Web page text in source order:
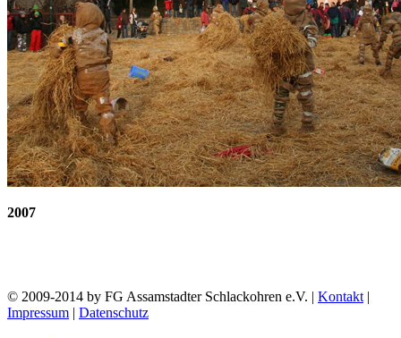
2007
© 2009-2014 by FG Assamstadter Schlackohren e.V. | Kontakt |
Impressum | Datenschutz